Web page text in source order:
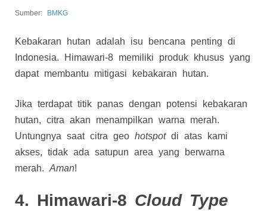
Sumber: BMKG
Kebakaran hutan adalah isu bencana penting di
Indonesia. Himawari-8 memiliki produk khusus yang
dapat membantu mitigasi kebakaran hutan.
Jika terdapat titik panas dengan potensi kebakaran
hutan, citra akan menampilkan warna merah.
Untungnya saat citra geo hotspotdi atas kami
akses, tidak ada satupun area yang berwarna
merah. Aman!
4. Himawari-8 Cloud Type